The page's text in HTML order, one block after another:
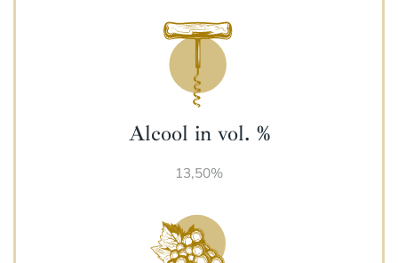
Alcool in vol. %
13,50%